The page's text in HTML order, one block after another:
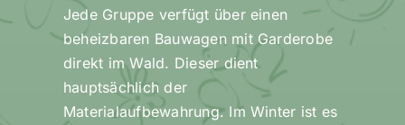
Jede Gruppe verfügt über einen
beheizbaren Bauwagen mit Garderobe
direkt im Wald. Dieser dient
hauptsächlich der
Materialaufbewahrung. Im Winter ist es